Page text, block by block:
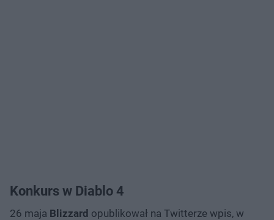
Konkurs w Diablo 4
26 maja Blizzard opublikował na Twitterze wpis, w